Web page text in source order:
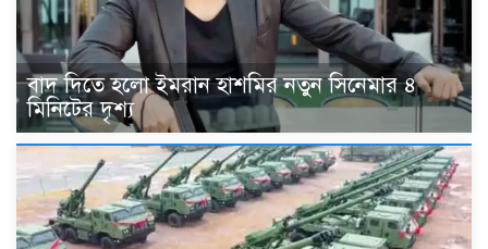
বাদ দিতে হলো ইমরান হাশমির নতুন সিনেমার ৪
মিনিটের দৃশ্য